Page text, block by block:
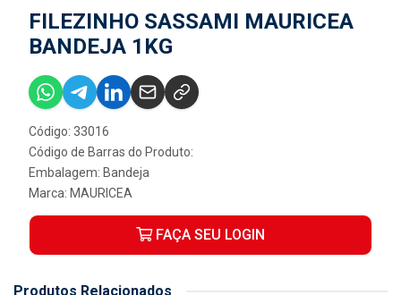
FILEZINHO SASSAMI MAURICEA
BANDEJA 1KG
Código: 33016
Código de Barras do Produto:
Embalagem: Bandeja
Marca: MAURICEA
FAÇA SEU LOGIN
Produtos Relacionados